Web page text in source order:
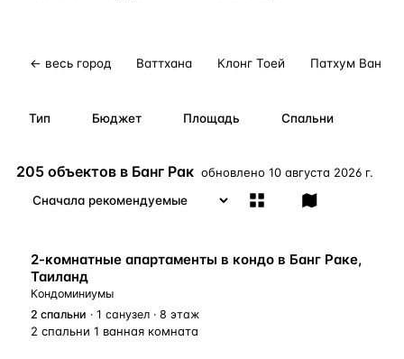
Стамбул —Локация Турция · 2
ВСЕ НАПРАВЛЕНИЯ →
← весь город Ваттхана Клонг Тоей Патхум Ван
Тип Бюджет Площадь Спальни
205 объектов в Банг Рак обновлено 10 августа 2026 г.
2-комнатные апартаменты в кондо в Банг Раке,
Таиланд
Кондоминиумы
2 спальни · 1 санузел · 8 этаж
2 спальни 1 ванная комната